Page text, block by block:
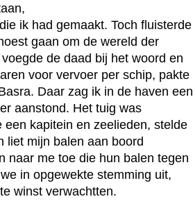
ik had gemaakt. Toch fluisterde
gaan om de wereld der
de daad bij het woord en
voor vervoer per schip, pakte
Daar zag ik in de haven een
aanstond. Het tuig was
kapitein en zeelieden, stelde
liet mijn balen aan boord
naar me toe die hun balen tegen
in opgewekte stemming uit,
winst verwachtten.